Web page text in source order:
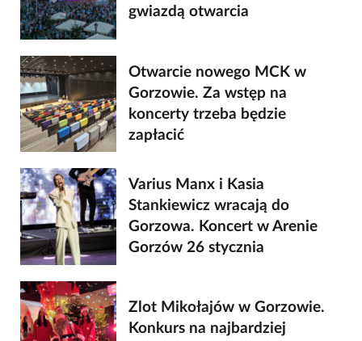
gwiazdą otwarcia
Otwarcie nowego MCK w
Gorzowie. Za wstęp na
koncerty trzeba będzie
zapłacić
Varius Manx i Kasia
Stankiewicz wracają do
Gorzowa. Koncert w Arenie
Gorzów 26 stycznia
Zlot Mikołajów w Gorzowie.
Konkurs na najbardziej